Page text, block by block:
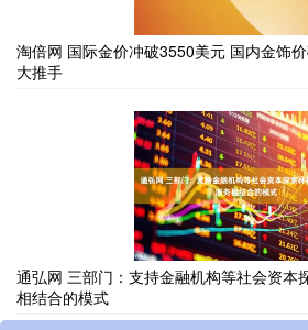
淘倍网 国际金价冲破3550美元 国内金饰
大推手
通弘网 三部门：支持金融机构等社会资本
相结合的模式